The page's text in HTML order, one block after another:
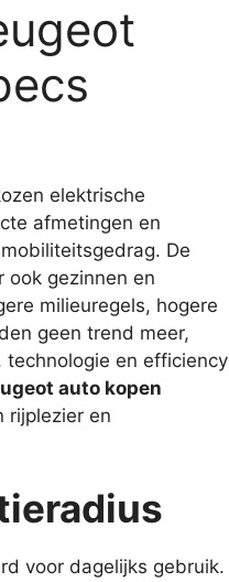
elektrische
afmetingen en
De
ook gezinnen en
milieuregels, hogere
geen trend meer,
en efficiency
auto kopen
rijplezier en
voor dagelijks gebruik.